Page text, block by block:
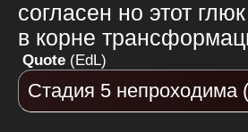
согласен но этот
в корне
Quote(EdL)
Стадия 5 непроходима